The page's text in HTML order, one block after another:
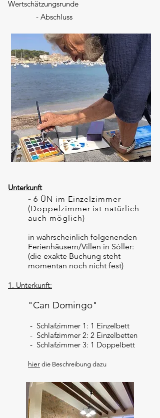
Wertschätzungsrunde
- Abschluss
Unterkunft
- 6 ÜN im Einzelzimmer
(Doppelzimmer ist natürlich
auch möglich)
in wahrscheinlich folgenenden
Ferienhäusern/Villen in Sóller:
(die exakte Buchung steht
momentan noch nicht fest)
1. Unterkunft:
"Can Domingo"
- Schlafzimmer 1: 1 Einzelbett
- Schlafzimmer 2: 2 Einzelbetten
- Schlafzimmer 3: 1 Doppelbett
hier die Beschreibung dazu